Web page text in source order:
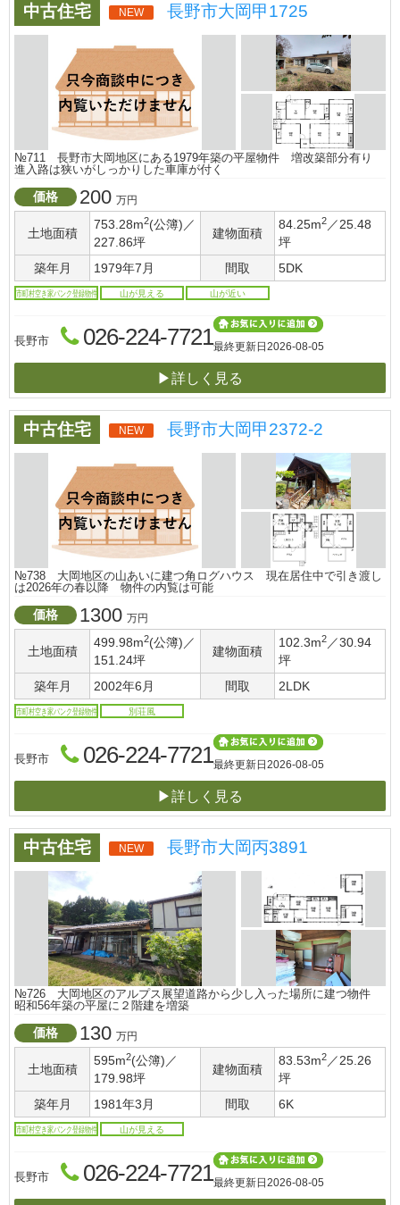
中古住宅 NEW 長野市大岡甲1725
№711 長野市大岡地区にある1979年築の平屋物件 増改築部分有り
進入路は狭いがしっかりした車庫が付く
価格 200 万円
土地面積
753.28m2(公簿)／
227.86坪
建物面積
84.25m2 ／25.48
坪
築年月
1979年7月 間取 5DK
市町村空き家バンク登録物件 山が見える 山が近い
長野市 026-224-7721最終更新日 2026-08-05
▶詳しく見る
中古住宅 NEW 長野市大岡甲2372-2
№738 大岡地区の山あいに建つ角ログハウス 現在居住中で引き渡し
は2026年の春以降 物件の内覧は可能
価格 1300 万円
土地面積
499.98m2(公簿)／
151.24坪
建物面積
102.3m2 ／30.94
坪
築年月
2002年6月 間取 2LDK
市町村空き家バンク登録物件 別荘風
長野市 026-224-7721最終更新日 2026-08-05
▶詳しく見る
中古住宅 NEW 長野市大岡丙3891
№726 大岡地区のアルプス展望道路から少し入った場所に建つ物件
昭和56年築の平屋に２階建を増築
価格 130 万円
土地面積
595m2(公簿)／
179.98坪
建物面積
83.53m2 ／25.26
坪
築年月
1981年3月 間取 6K
市町村空き家バンク登録物件 山が見える
長野市 026-224-7721最終更新日 2026-08-05